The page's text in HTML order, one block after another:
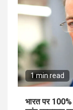
1 min read
भारत पर